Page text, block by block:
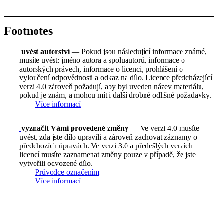
Footnotes
uvést autorství— Pokud jsou následující informace známé,
musíte uvést: jméno autora a spoluautorů, informace o
autorských právech, informace o licenci, prohlášení o
vyloučení odpovědnosti a odkaz na dílo. Licence předcházející
verzi 4.0 zároveň požadují, aby byl uveden název materiálu,
pokud je znám, a mohou mít i další drobné odlišné požadavky.
Více informací
vyznačit Vámi provedené změny — Ve verzi 4.0 musíte
uvést, zda jste dílo upravili a zároveň zachovat záznamy o
předchozích úpravách. Ve verzi 3.0 a předešlých verzích
licencí musíte zaznamenat změny pouze v případě, že jste
vytvořili odvozené dílo.
Průvodce označením
Více informací